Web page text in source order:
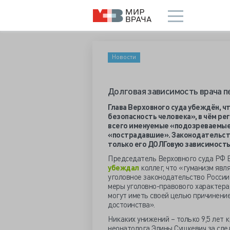
Новости
Долговая зависимость врача
Глава Верховного суда убеждён,
безопасность человека», в чём
всего именуемые
«пострадавшие».
только его ДОЛГовую
Председатель Верховного суда РФ
убеждал коллег, что «гуманизм
уголовное законодательство
меры уголовно-правового
могут иметь своей целью
достоинства».
Никаких унижений – только 9,5 лет
неонатолога Элины Сушкевич за